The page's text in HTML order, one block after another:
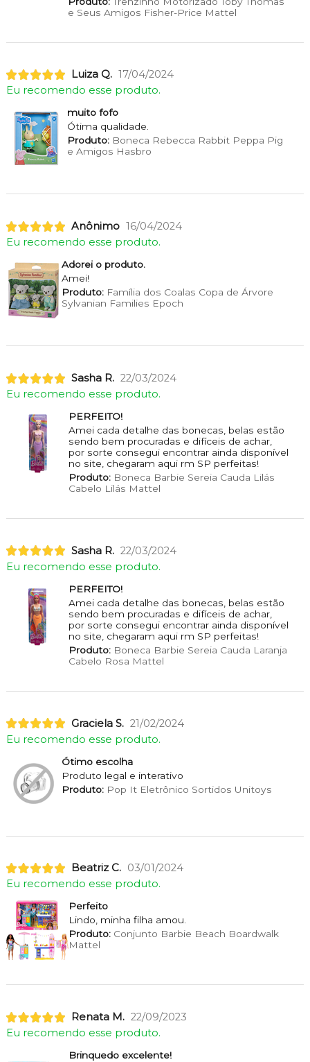
e Seus Amigos Fisher-Price Mattel
Luiza Q. 17/04/2024
Eu recomendo esse produto.
muito fofo
Ótima qualidade.
Produto:Boneca Rebecca Rabbit Peppa Pig
e Amigos Hasbro
Anônimo 16/04/2024
Eu recomendo esse produto.
Adorei o produto.
Amei!
Produto:Família dos Coalas Copa de Árvore
Sylvanian Families Epoch
Sasha R. 22/03/2024
Eu recomendo esse produto.
PERFEITO!
Amei cada detalhe das bonecas, belas estão
sendo bem procuradas e difíceis de achar,
por sorte consegui encontrar ainda disponível
no site, chegaram aqui rm SP perfeitas!
Produto:Boneca Barbie Sereia Cauda Lilás
Cabelo Lilás Mattel
Sasha R. 22/03/2024
Eu recomendo esse produto.
PERFEITO!
Amei cada detalhe das bonecas, belas estão
sendo bem procuradas e difíceis de achar,
por sorte consegui encontrar ainda disponível
no site, chegaram aqui rm SP perfeitas!
Produto:Boneca Barbie Sereia Cauda Laranja
Cabelo Rosa Mattel
Graciela S. 21/02/2024
Eu recomendo esse produto.
Ótimo escolha
Produto legal e interativo
Produto:Pop It Eletrônico Sortidos Unitoys
Beatriz C. 03/01/2024
Eu recomendo esse produto.
Perfeito
Lindo, minha filha amou.
Produto:Conjunto Barbie Beach Boardwalk
Mattel
Renata M. 22/09/2023
Eu recomendo esse produto.
Brinquedo excelente!